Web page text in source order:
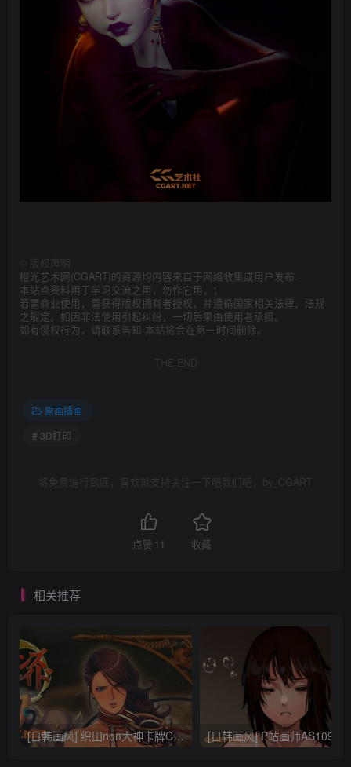
版权声明
橙光艺术网(CGART)的资源均内容来自于网络收集或用户发布.
本站点资料用于学习交流之用，勿作它用，；
若需商业使用，需获得版权拥有者授权，并遵循国家相关法律、法规
之规定。如因非法使用引起纠纷，一切后果由使用者承担。
如有侵权行为，请联系告知 本站将会在第一时间删除。
THE END
原画插画
# 3D打印
将免费进行到底，喜欢就支持关注一下吧我们吧，by_CGART
点赞 11 收藏
相关推荐
[日韩画风] 织田non大神卡牌CG插画设计画集256P 161M_CG原画资源